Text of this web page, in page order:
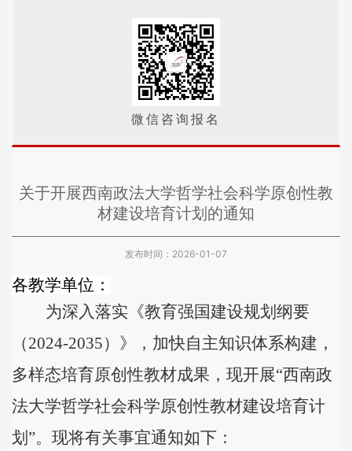
微信咨询报名
关于开展西南政法大学哲学社会科学原创性教
材建设培育计划的通知
发布时间：2026-01-07
各教学单位：
为深入落实《教育强国建设规划纲要
（2024-2035） 》，加快自主知识体系构建，
多样态培育原创性教材成果，现开展“西南政
法大学哲学社会科学原创性教材建设培育计
划”。现将有关事宜通知如下：